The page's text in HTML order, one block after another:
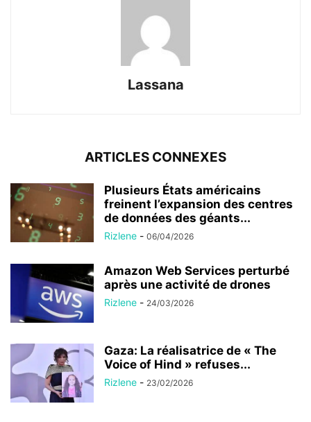
Lassana
ARTICLES CONNEXES
Plusieurs États américains
freinent l’expansion des centres
de données des géants...
Rizlene - 06/04/2026
Amazon Web Services perturbé
après une activité de drones
Rizlene - 24/03/2026
Gaza: La réalisatrice de « The
Voice of Hind » refuses...
Rizlene - 23/02/2026